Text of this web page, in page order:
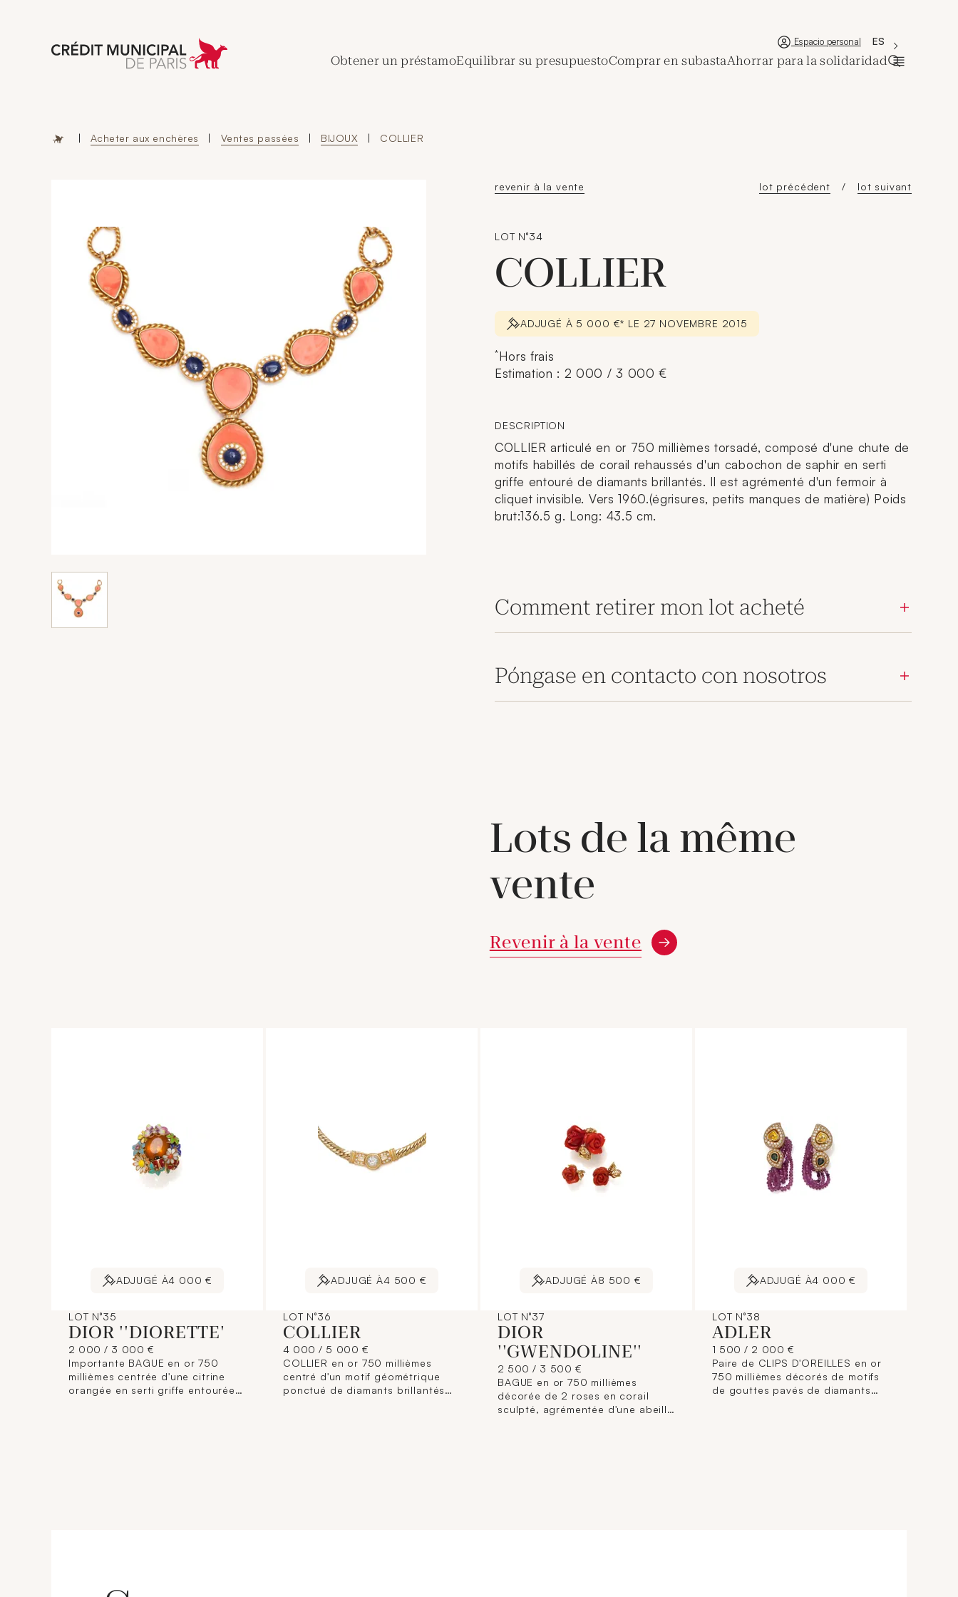
Aller à l'accueil de Crédit Municipal de Paris Nueva ventana
Espacio personal 'Choisir une
La langue
ES
Obtener un préstamoEquilibrar su presupuestoComprar en subastaAhorrar para la solidaridad
| Acheter aux enchères | Ventes passées | BIJOUX | COLLIER
revenir à la vente lot précédent lot suivant
LOT N°34
COLLIER
ADJUGÉ À 5 000 €* LE 27 NOVEMBRE 2015
*Hors frais
Estimation : 2 000 / 3 000 €
DESCRIPTION
COLLIER articulé en or 750 millièmes torsadé, composé d'une chute de
motifs habillés de corail rehaussés d'un cabochon de saphir en serti
griffe entouré de diamants brillantés. Il est agrémenté d'un fermoir à
cliquet invisible. Vers 1960.(égrisures, petits manques de matière) Poids
brut:136.5 g. Long: 43.5 cm.
Comment retirer mon lot acheté
Póngase en contacto con nosotros
Lots de la même
vente
Revenir à la vente
ADJUGÉ À4 000 €
LOT N°35
DIOR ''DIORETTE'
2 000 / 3 000 €
Importante BAGUE en or 750
millièmes centrée d'une citrine
orangée en serti griffe entourée
ADJUGÉ À4 500 €
LOT N°36
COLLIER
4 000 / 5 000 €
COLLIER en or 750 millièmes
centré d'un motif géométrique
ponctué de diamants brillantés
ADJUGÉ À8 500 €
LOT N°37
DIOR
''GWENDOLINE''
2 500 / 3 500 €
BAGUE en or 750 millièmes
décorée de 2 roses en corail
sculpté, agrémentée d'une abeille
ADJUGÉ À4 000 €
LOT N°38
ADLER
1 500 / 2 000 €
Paire de CLIPS D'OREILLES en or
750 millièmes décorés de motifs
de gouttes pavés de diamants